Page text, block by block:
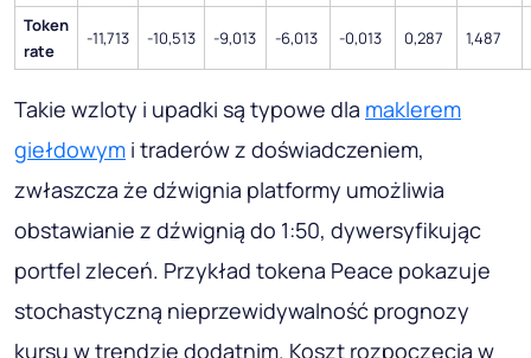
Token
rate
-11,713 -10,513 -9,013 -6,013 -0,013 0,287 1,487
Takie wzloty i upadki są typowe dla maklerem
giełdowym i traderów z doświadczeniem,
zwłaszcza że dźwignia platformy umożliwia
obstawianie z dźwignią do 1:50, dywersyfikując
portfel zleceń. Przykład tokena Peace pokazuje
stochastyczną nieprzewidywalność prognozy
kursu w trendzie dodatnim. Koszt rozpoczęcia w